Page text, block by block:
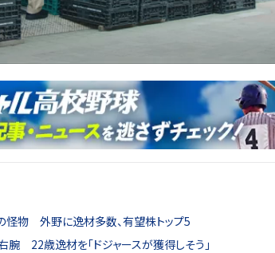
怪物 外野に逸材多数、有望株トップ5
22歳逸材を「ドジャースが獲得しそう」